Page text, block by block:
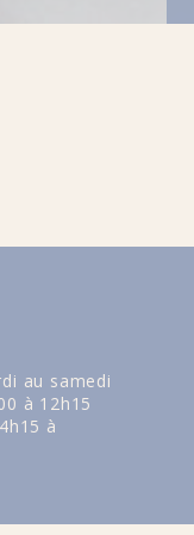
au samedi
à 12h15
à